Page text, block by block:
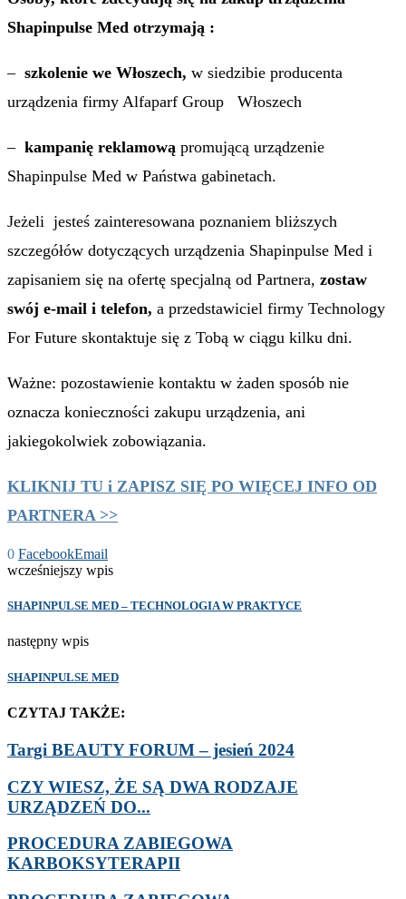
Shapinpulse Med otrzymają :
– szkolenie we Włoszech, w siedzibie producenta
urządzenia firmy Alfaparf Group Włoszech
– kampanię reklamową promującą urządzenie
Shapinpulse Med w Państwa gabinetach.
Jeżeli jesteś zainteresowana poznaniem bliższych
szczegółów dotyczących urządzenia Shapinpulse Med i
zapisaniem się na ofertę specjalną od Partnera, zostaw
swój e-mail i telefon, a przedstawiciel firmy Technology
For Future skontaktuje się z Tobą w ciągu kilku dni.
Ważne: pozostawienie kontaktu w żaden sposób nie
oznacza konieczności zakupu urządzenia, ani
jakiegokolwiek zobowiązania.
KLIKNIJ TU i ZAPISZ SIĘ PO WIĘCEJ INFO OD
PARTNERA >>
0 FacebookEmail
wcześniejszy wpis
SHAPINPULSE MED – TECHNOLOGIA W PRAKTYCE
następny wpis
SHAPINPULSE MED
CZYTAJ TAKŻE:
Targi BEAUTY FORUM – jesień 2024
CZY WIESZ, ŻE SĄ DWA RODZAJE
URZĄDZEŃ DO...
PROCEDURA ZABIEGOWA
KARBOKSYTERAPII